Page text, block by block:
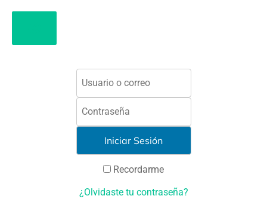
Recordarme
¿Olvidaste tu contraseña?